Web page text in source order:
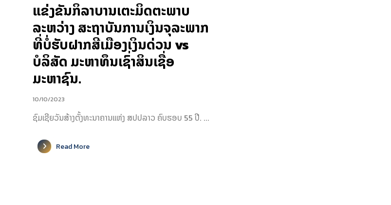
ແຂ່ງຂັນກິລາບານເຕະມິດຕະພາບ
ລະຫວ່າງ ສະຖາບັນການເງິນຈຸລະພາກ
ທີ່ບໍ່ຮັບຝາກສີເມືອງເງິນດ່ວນ vs
ບໍລິສັດ ມະຫາທຶນເຊົ່າສິນເຊື່ອ
ມະຫາຊົນ.
10/10/2023
ຊົມເຊີຍວັນສ້າງຕັ້ງທະນາຄານແຫ່ງ ສປປລາວ ຄົບຮອບ 55 ປີ. ...
Read More